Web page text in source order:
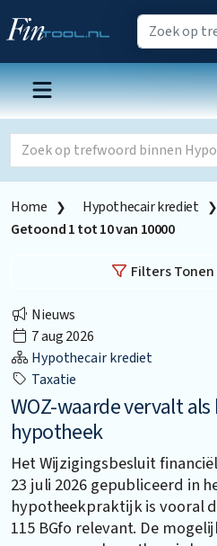
Home
Hypothecair krediet
Getoond1tot10van 10000
Filters
Nieuws
7 aug 2026
Hypothecair krediet
Taxatie
WOZ-waarde vervalt
hypotheek
Het Wijzigingsbesluit
23 juli 2026 gepubliceerd in
hypotheekpraktijk is vooral
115 BGfo relevant. De